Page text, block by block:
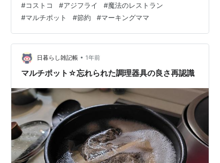
ストック コストコのアジフライは、衣が薄くて軽いタイ
プ。 お刺身用のアジを使ってるから臭みがなく、子ども
でも食べやすい👍 価格：1698円 内容量：850g 調理：
揚げ焼きでOK アレンジ：アジフライサンドが優勝🏆 忙
しい日の“あと1品”にも、がっつりメインにも使える万能
フライ(^^)…
#コストコ #アジフライ #魔法のレストラン
#マルチポット #節約 #マーキングママ
日暮らし雑記帳 • 1年前
マルチポット☆忘れられた調理器具の良さ再認識